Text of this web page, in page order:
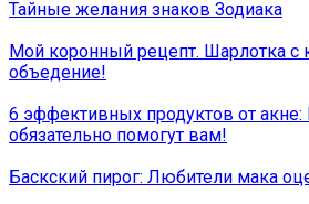
Тайные желания знаков Зодиака
Мой коронный рецепт. Шарлотка с
объедение!
6 эффективных продуктов от акне:
обязательно помогут вам!
Баскский пирог: Любители мака